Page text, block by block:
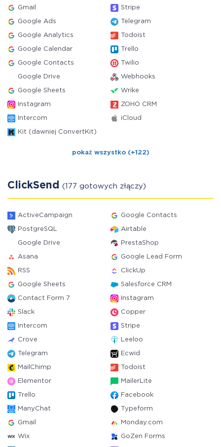
Gmail Stripe
Google Ads Telegram
Google Analytics Todoist
Google Calendar Trello
Google Contacts Twilio
Google Drive Webhooks
Google Sheets Wrike
Instagram ZOHO CRM
Intercom iCloud
Kit (dawniej ConvertKit)
pokaż wszystko (+122)
ClickSend (177 gotowych złączy)
ActiveCampaign Google Contacts
PostgreSQL Airtable
Google Drive PrestaShop
Asana Google Lead Form
RSS ClickUp
Google Sheets Salesforce CRM
Contact Form 7 Instagram
Slack Copper
Intercom Stripe
Crove Leeloo
Telegram Ecwid
MailChimp Todoist
Elementor MailerLite
Trello Facebook
ManyChat Typeform
Gmail Monday.com
Wix GoZen Forms